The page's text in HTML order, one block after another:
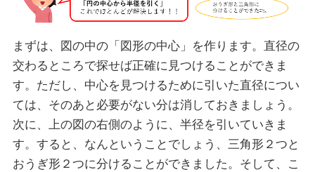
まずは、図の中の「図形の中心」を作ります。直径の
交わるところで探せば正確に見つけることができま
す。ただし、中心を見つけるために引いた直径につい
ては、そのあと必要がない分は消しておきましょう。
次に、上の図の右側のように、半径を引いていきま
す。すると、なんということでしょう、三角形２つと
おうぎ形２つに分けることができました。そして、こ